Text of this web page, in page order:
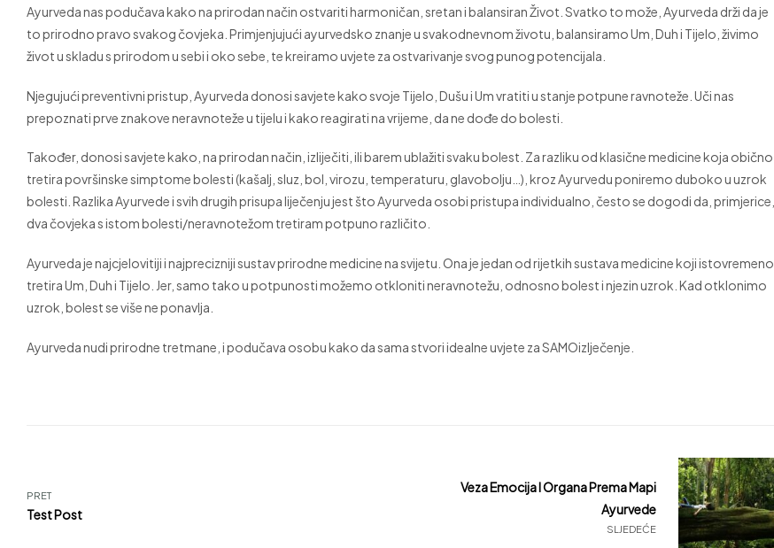
Ayurveda nas podučava kako na prirodan način ostvariti harmoničan, sretan i balansiran Život. Svatko to može, Ayurveda drži da je
to prirodno pravo svakog čovjeka. Primjenjujući ayurvedsko znanje u svakodnevnom životu, balansiramo Um, Duh i Tijelo, živimo
život u skladu s prirodom u sebi i oko sebe, te kreiramo uvjete za ostvarivanje svog punog potencijala.
Njegujući preventivni pristup, Ayurveda donosi savjete kako svoje Tijelo, Dušu i Um vratiti u stanje potpune ravnoteže. Uči nas
prepoznati prve znakove neravnoteže u tijelu i kako reagirati na vrijeme, da ne dođe do bolesti.
Također, donosi savjete kako, na prirodan način, izliječiti, ili barem ublažiti svaku bolest. Za razliku od klasične medicine koja obično
tretira površinske simptome bolesti (kašalj, sluz, bol, virozu, temperaturu, glavobolju…), kroz Ayurvedu poniremo duboko u uzrok
bolesti. Razlika Ayurvede i svih drugih prisupa liječenju jest što Ayurveda osobi pristupa individualno, često se dogodi da, primjerice,
dva čovjeka s istom bolesti/neravnotežom tretiram potpuno različito.
Ayurveda je najcjelovitiji i najprecizniji sustav prirodne medicine na svijetu. Ona je jedan od rijetkih sustava medicine koji istovremeno
tretira Um, Duh i Tijelo. Jer, samo tako u potpunosti možemo otkloniti neravnotežu, odnosno bolest i njezin uzrok. Kad otklonimo
uzrok, bolest se više ne ponavlja.
Ayurveda nudi prirodne tretmane, i podučava osobu kako da sama stvori idealne uvjete za SAMOizlječenje.
PRET
Test Post
SLJEDEĆE
Veza Emocija I Organa Prema Mapi
Ayurvede